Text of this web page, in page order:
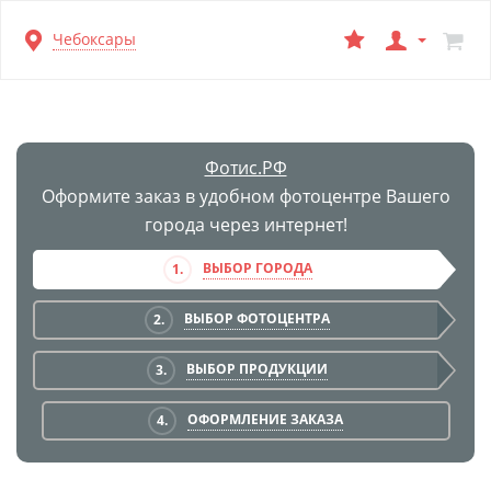
Перейти
к
Чебоксары
Фотис.РФ
Оформите заказ в удобном фотоцентре Вашего
города через интернет!
1. ВЫБОР ГОРОДА
2. ВЫБОР ФОТОЦЕНТРА
3. ВЫБОР ПРОДУКЦИИ
4. ОФОРМЛЕНИЕ ЗАКАЗА